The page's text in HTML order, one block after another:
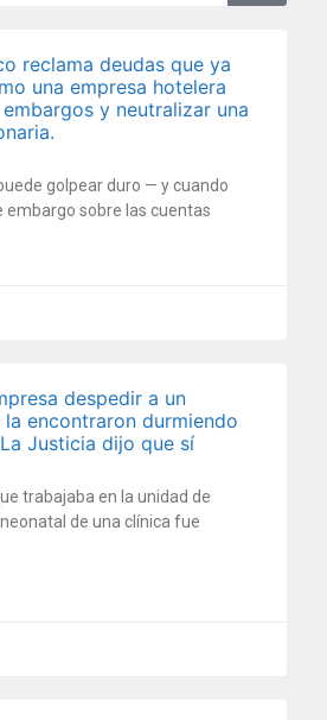
reclama deudas que ya
una empresa hotelera
y neutralizar una
golpear duro — y cuando
embargo sobre las cuentas
despedir a un
encontraron durmiendo
Justicia dijo que sí
trabajaba en la unidad de
de una clínica fue